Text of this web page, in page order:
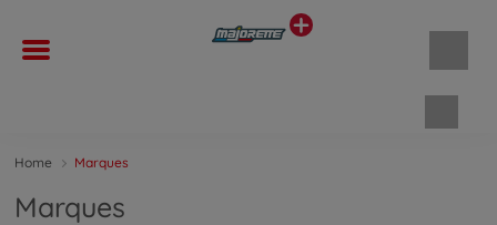
Home Marques
Marques